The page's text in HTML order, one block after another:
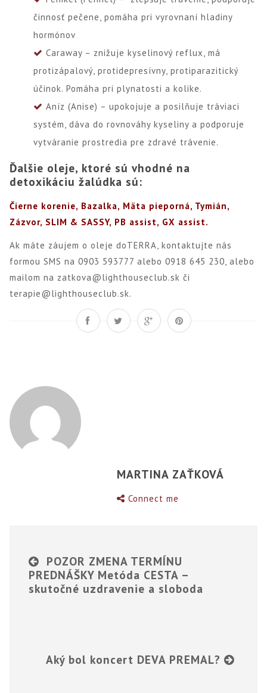
činnosť pečene, pomáha pri vyrovnaní hladiny
hormónov
Caraway – znižuje kyselinový reflux, má
protizápalový, protidepresívny, protiparazitický
účinok. Pomáha pri plynatosti a kolike.
Aníz (Anise) – upokojuje a posilňuje tráviaci
systém, dáva do rovnováhy kyseliny a podporuje
vytváranie prostredia pre zdravé trávenie.
Ďalšie oleje, ktoré sú vhodné na
detoxikáciu žalúdka sú:
Čierne korenie, Bazalka, Mäta pieporná, Tymián,
Zázvor, SLIM & SASSY, PB assist, GX assist.
Ak máte záujem o oleje doTERRA, kontaktujte nás
formou SMS na 0903 593777 alebo 0918 645 230, alebo
mailom na zatkova@lighthouseclub.sk či
terapie@lighthouseclub.sk.
MARTINA ZAŤKOVÁ
Connect me
POZOR ZMENA TERMÍNU
PREDNÁŠKY Metóda CESTA –
skutočné uzdravenie a sloboda
Aký bol koncert DEVA PREMAL?